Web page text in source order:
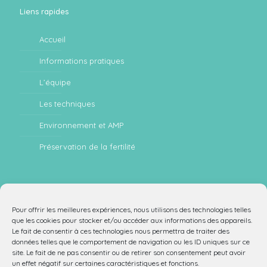
Pour offrir les meilleures expériences, nous utilisons des technologies telles
que les cookies pour stocker et/ou accéder aux informations des appareils.
Le fait de consentir à ces technologies nous permettra de traiter des
données telles que le comportement de navigation ou les ID uniques sur ce
site. Le fait de ne pas consentir ou de retirer son consentement peut avoir
un effet négatif sur certaines caractéristiques et fonctions.
Liens rapides
Accueil
Informations pratiques
L’équipe
Les techniques
Environnement et AMP
Préservation de la fertilité
03 20 44 68 97
secretariat.amp@chu-lille.fr